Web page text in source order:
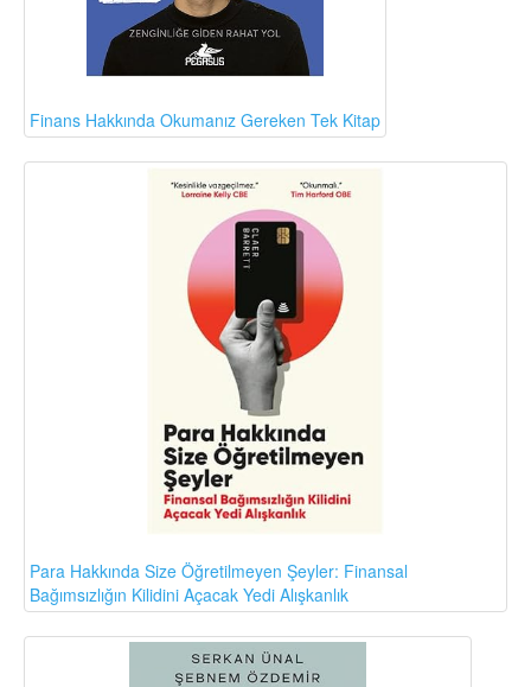
Finans Hakkında Okumanız Gereken Tek Kitap
Para Hakkında Size Öğretilmeyen Şeyler: Finansal
Bağımsızlığın Kilidini Açacak Yedi Alışkanlık